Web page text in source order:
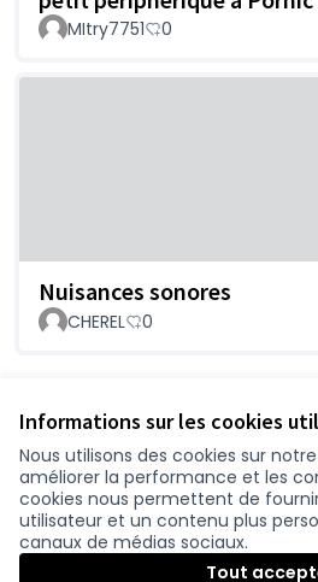
Informations sur les cookies
Nous utilisons des cookies sur
améliorer la performance et les
cookies nous permettent de
utilisateur et un contenu plus
canaux de médias sociaux.
Tout
MItry7751 0
Nuisances sonores
CHEREL
0
Conditions d'utilisation
Paramètres des cookies
participer.loire-atlantique.fr sur
(Nouvelle fenêtre)
participer.loire-atlantique.fr
(Nouvelle fenêtre)
participer.loire-
(Nouvelle fenêtre)